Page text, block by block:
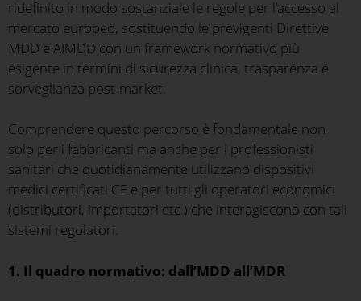
ridefinito in modo sostanziale le regole per l’accesso al
mercato europeo, sostituendo le previgenti Direttive
MDD e AIMDD con un framework normativo più
esigente in termini di sicurezza clinica, trasparenza e
sorveglianza post-market.
Comprendere questo percorso è fondamentale non
solo per i fabbricanti ma anche per i professionisti
sanitari che quotidianamente utilizzano dispositivi
medici certificati CE e per tutti gli operatori economici
(distributori, importatori etc.) che interagiscono con tali
sistemi regolatori.
1. Il quadro normativo: dall’MDD all’MDR